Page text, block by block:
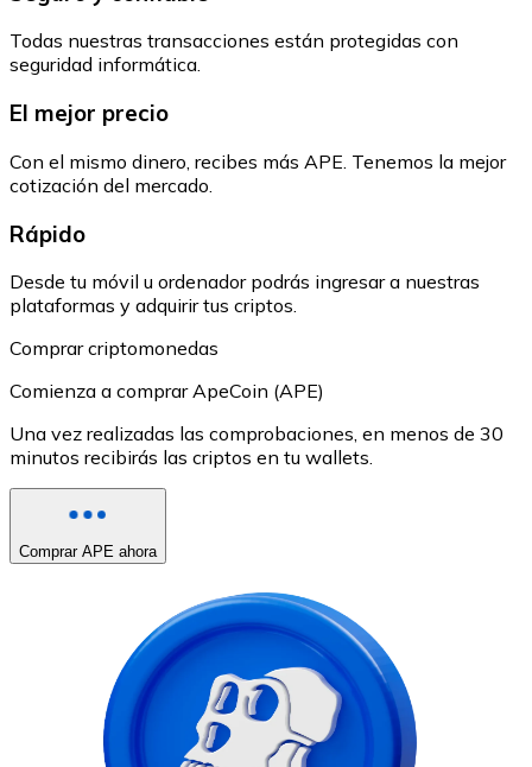
Todas nuestras transacciones están protegidas con
seguridad informática.
El mejor precio
Con el mismo dinero, recibes más APE. Tenemos la mejor
cotización del mercado.
Rápido
Desde tu móvil u ordenador podrás ingresar a nuestras
plataformas y adquirir tus criptos.
Comprar criptomonedas
Comienza a comprar ApeCoin (APE)
Una vez realizadas las comprobaciones, en menos de 30
minutos recibirás las criptos en tu wallets.
Comprar APE ahora